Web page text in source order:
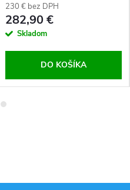
230 € bez DPH
282,90 €
Skladom
DO KOŠÍKA